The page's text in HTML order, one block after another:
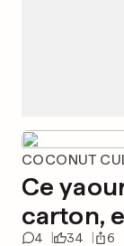
COCONUT
Ce
carton,
4 34 6